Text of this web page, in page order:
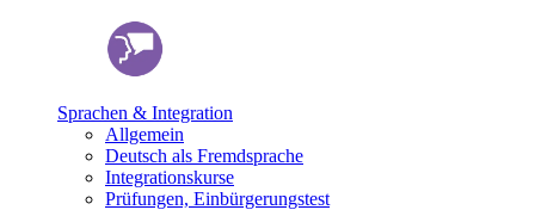
Sprachen & Integration
Allgemein
Deutsch als Fremdsprache
Integrationskurse
Prüfungen, Einbürgerungstest